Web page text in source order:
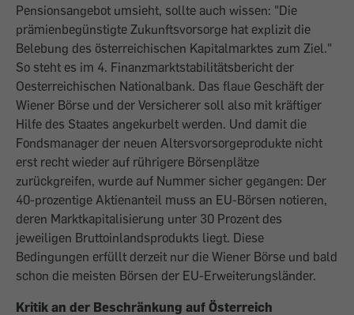
Pensionsangebot umsieht, sollte auch wissen: "Die
prämienbegünstigte Zukunftsvorsorge hat explizit die
Belebung des österreichischen Kapitalmarktes zum Ziel."
So steht es im 4. Finanzmarktstabilitätsbericht der
Oesterreichischen Nationalbank. Das flaue Geschäft der
Wiener Börse und der Versicherer soll also mit kräftiger
Hilfe des Staates angekurbelt werden. Und damit die
Fondsmanager der neuen Altersvorsorgeprodukte nicht
erst recht wieder auf rührigere Börsenplätze
zurückgreifen, wurde auf Nummer sicher gegangen: Der
40-prozentige Aktienanteil muss an EU-Börsen notieren,
deren Marktkapitalisierung unter 30 Prozent des
jeweiligen Bruttoinlandsprodukts liegt. Diese
Bedingungen erfüllt derzeit nur die Wiener Börse und bald
schon die meisten Börsen der EU-Erweiterungsländer.
Kritik an der Beschränkung auf Österreich